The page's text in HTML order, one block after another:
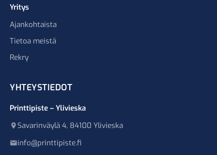
Yritys
Ajankohtaista
Tietoa meistä
Rekry
YHTEYSTIEDOT
Printtipiste – Ylivieska
Savarinväylä 4, 84100 Ylivieska
info@printtipiste.fi